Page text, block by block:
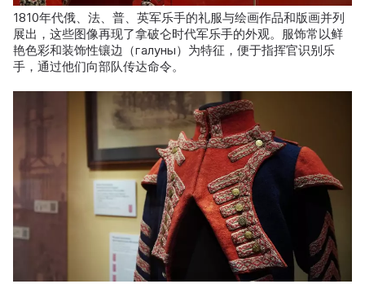
1810年代俄、法、普、英军乐手的礼服与绘画作品和版画并列
展出，这些图像再现了拿破仑时代军乐手的外观。服饰常以鲜
艳色彩和装饰性镶边（галуны）为特征，便于指挥官识别乐
手，通过他们向部队传达命令。